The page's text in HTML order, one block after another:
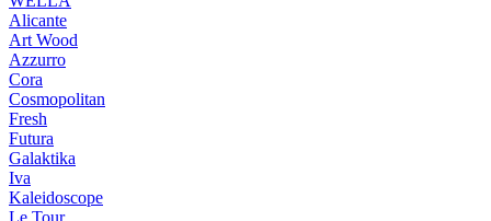
Alicante
Art Wood
Azzurro
Cora
Cosmopolitan
Fresh
Futura
Galaktika
Iva
Kaleidoscope
Le Tour